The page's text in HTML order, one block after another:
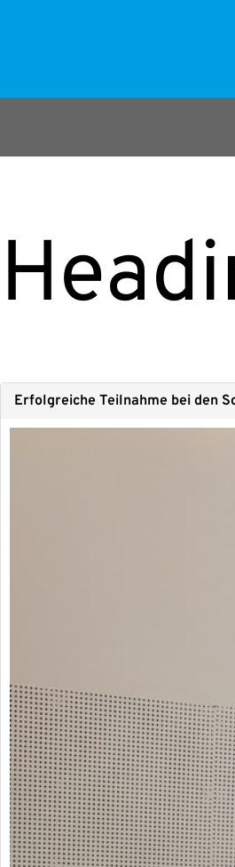
Erfolg­rei­che Teil­nah­me bei den